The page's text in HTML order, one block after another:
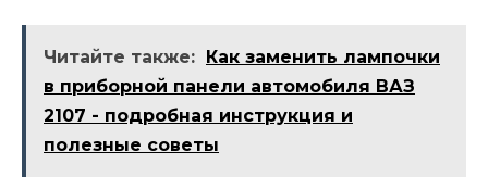
Читайте также:
Как заменить лампочки
в приборной панели автомобиля ВАЗ
2107 - подробная инструкция и
полезные советы